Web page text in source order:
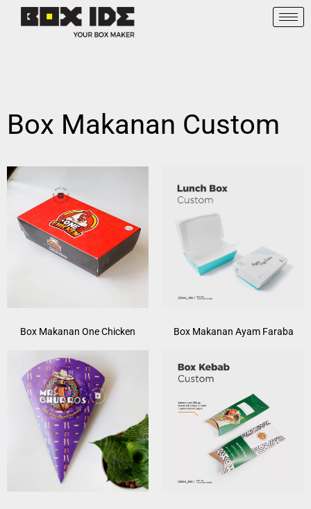
Box Makanan Custom
Box Makanan One Chicken Box Makanan Ayam Faraba